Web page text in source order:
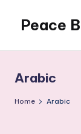
content
Peace
Peace
Like
This
Arabic
Home Arabic